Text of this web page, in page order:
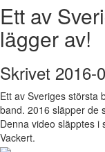
Ett av
lägger av!
Skrivet 2016-
Ett av Sveriges största
band. 2016 släpper de
Denna video släpptes i
Vackert.